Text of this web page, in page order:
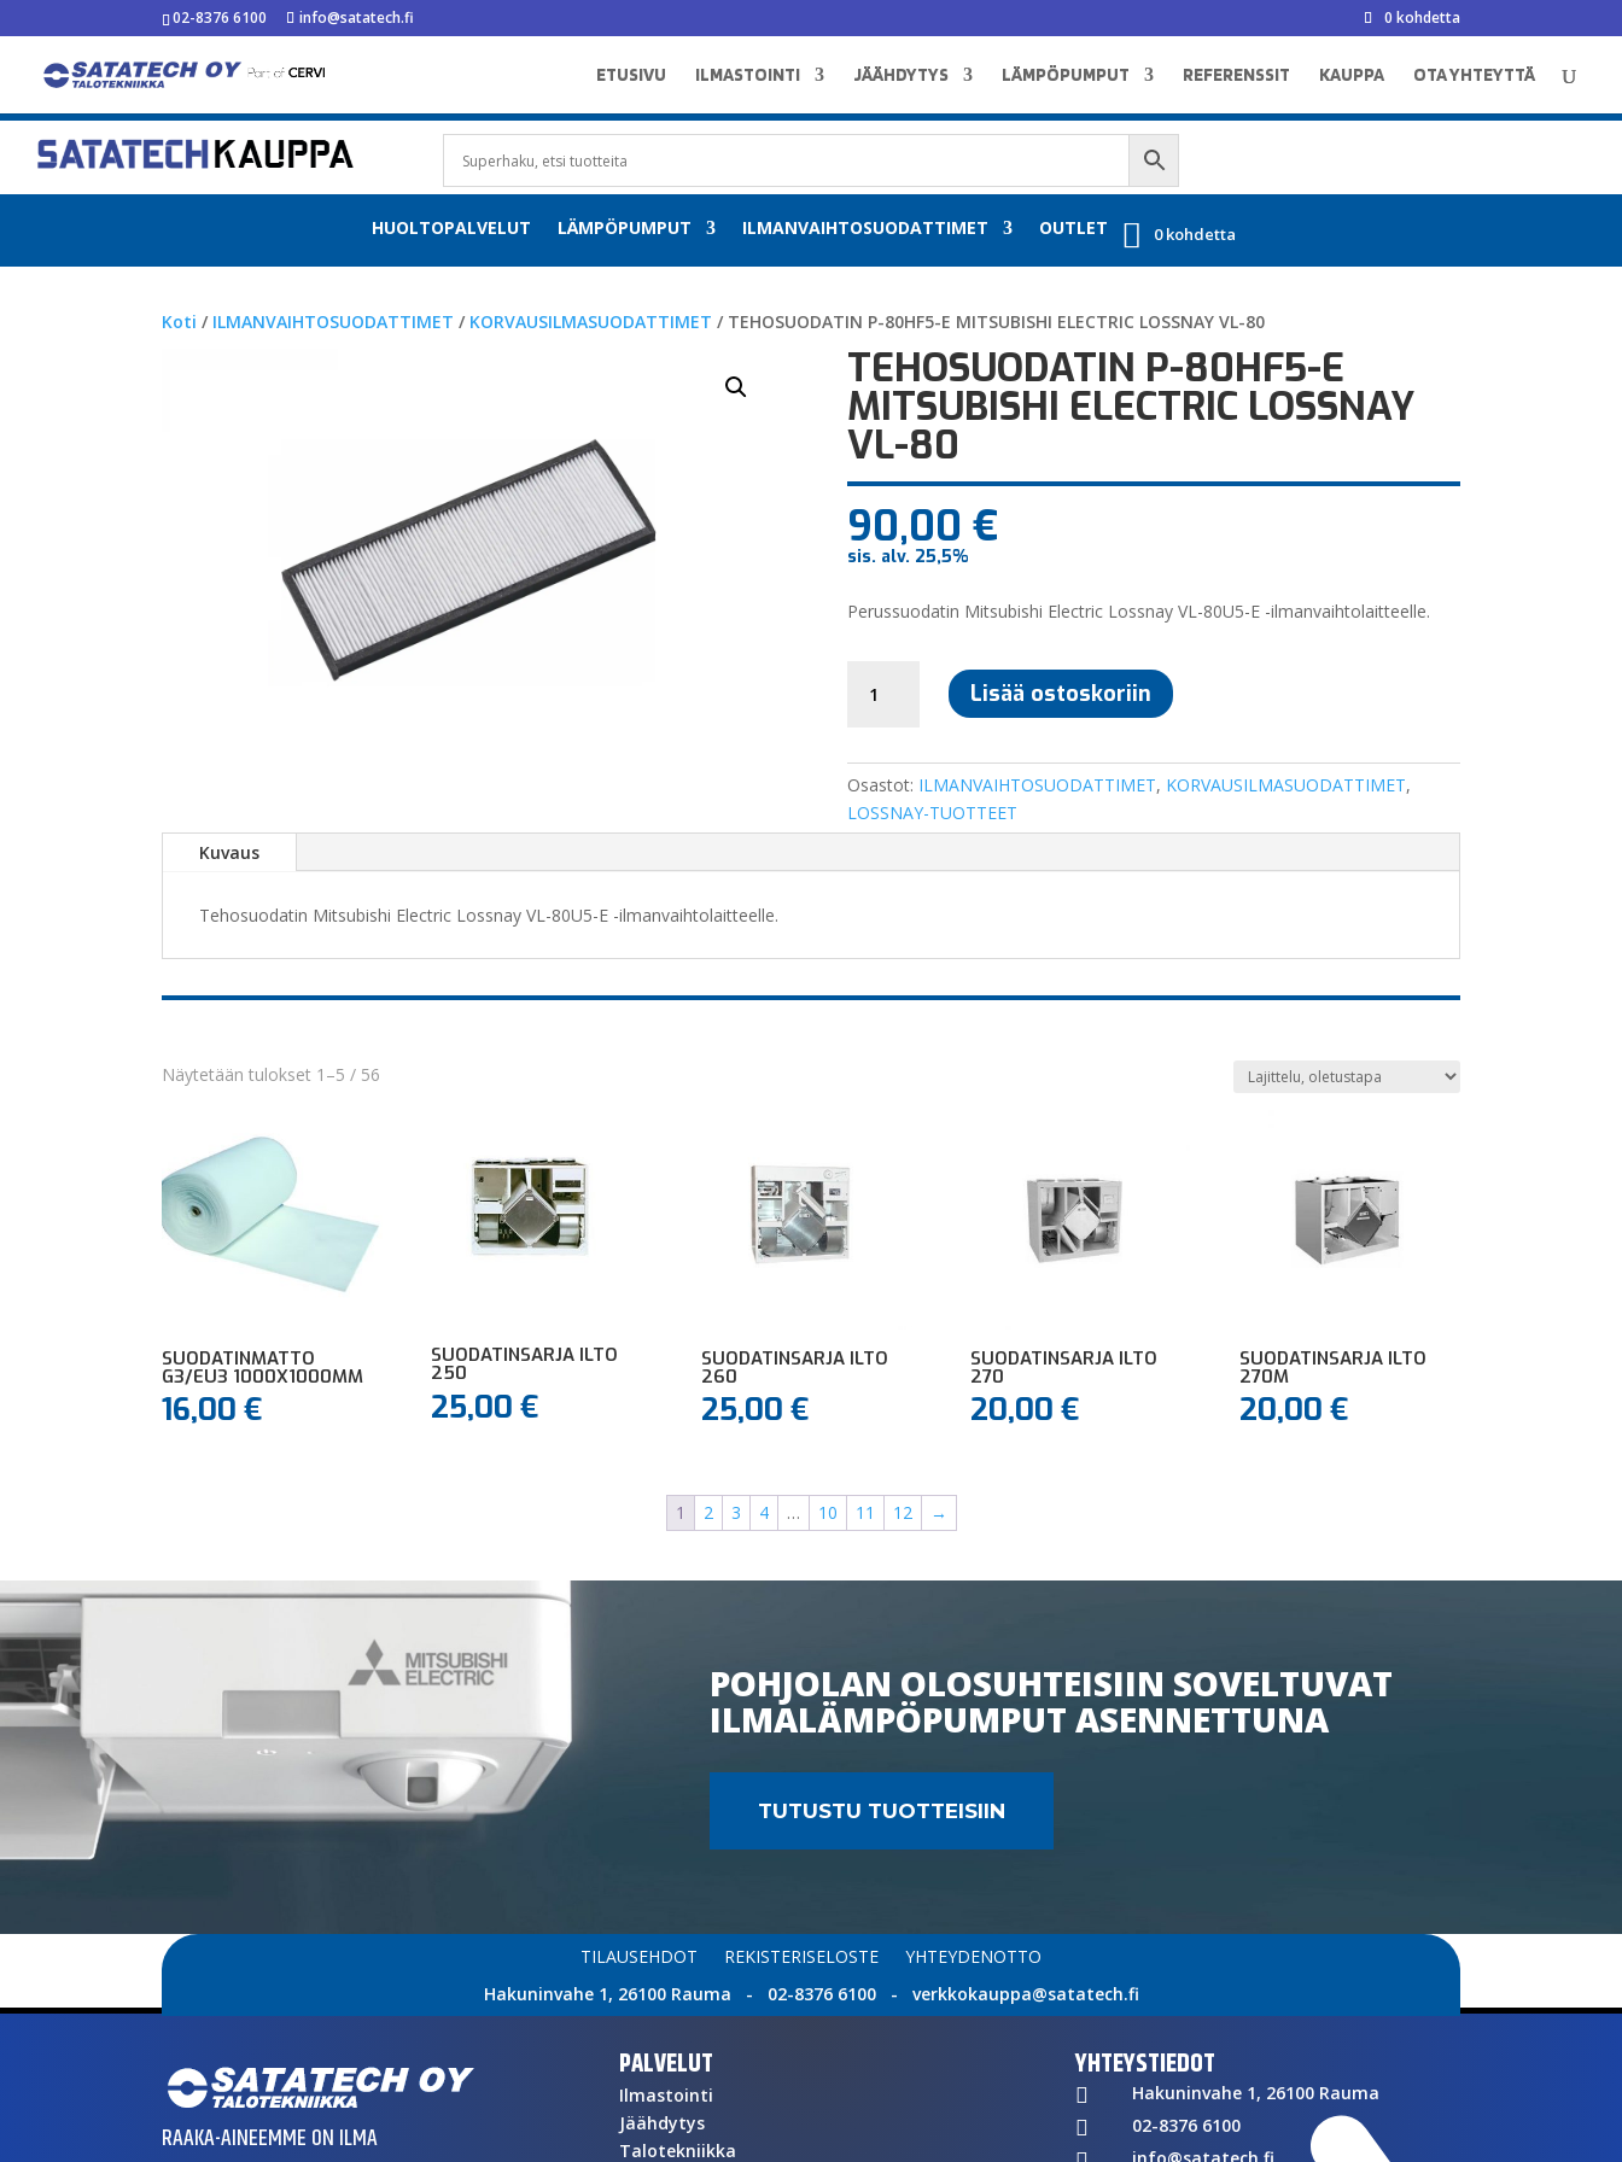
02-8376 6100 info@satatech.fi 0 kohdetta
ETUSIVU ILMASTOINTI JÄÄHDYTYS LÄMPÖPUMPUT REFERENSSIT KAUPPA OTA YHTEYTTÄ
HUOLTOPALVELUT LÄMPÖPUMPUT ILMANVAIHTOSUODATTIMET OUTLET 0 kohdetta
Koti / ILMANVAIHTOSUODATTIMET / KORVAUSILMASUODATTIMET / TEHOSUODATIN P-80HF5-E MITSUBISHI ELECTRIC LOSSNAY VL-80
TEHOSUODATIN P-80HF5-E
MITSUBISHI ELECTRIC LOSSNAY
VL-80
90,00 €
sis. alv. 25,5%
Perussuodatin Mitsubishi Electric Lossnay VL-80U5-E -ilmanvaihtolaitteelle.
TEHOSUODATIN
MITSUBISHI
ELECTRIC
LOSSNAY
VL-
Lisää ostoskoriin
Osastot: ILMANVAIHTOSUODATTIMET, KORVAUSILMASUODATTIMET,
LOSSNAY-TUOTTEET
Kuvaus
Tehosuodatin Mitsubishi Electric Lossnay VL-80U5-E -ilmanvaihtolaitteelle.
Näytetään tulokset 1–5 / 56
SUODATINMATTO
G3/EU3 1000X1000MM
16,00€
SUODATINSARJA ILTO
250
25,00€
SUODATINSARJA ILTO
260
25,00 €
SUODATINSARJA ILTO
270
20,00 €
SUODATINSARJA ILTO
270M
20,00 €
1 2 3 4 … 10 11 12 →
POHJOLAN OLOSUHTEISIIN SOVELTUVAT
ILMALÄMPÖPUMPUT ASENNETTUNA
TUTUSTU TUOTTEISIIN
TILAUSEHDOT REKISTERISELOSTE
YHTEYDENOTTO
Hakuninvahe 1, 26100 Rauma - 02-8376 6100 - verkkokauppa@satatech.fi
RAAKA-AINEEMME ON ILMA
PALVELUT
Ilmastointi
Jäähdytys
Talotekniikka
YHTEYSTIEDOT
 Hakuninvahe 1, 26100 Rauma
 02-8376 6100